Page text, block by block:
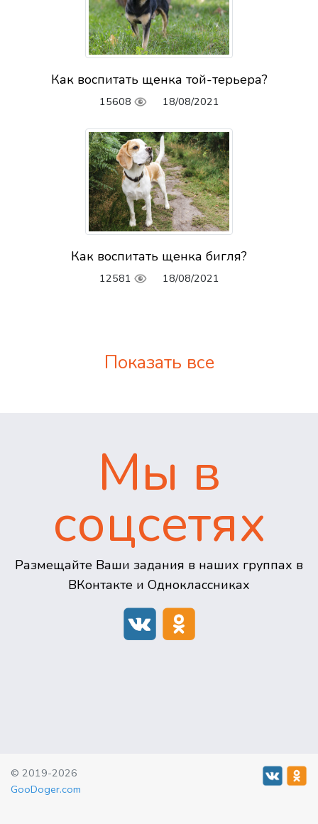
Как воспитать щенка той-терьера?
15608 18/08/2021
Как воспитать щенка бигля?
12581 18/08/2021
Показать все
Мы в
соцсетях
Размещайте Ваши задания в наших группах в
ВКонтакте и Одноклассниках
© 2019-2026
GooDoger.com